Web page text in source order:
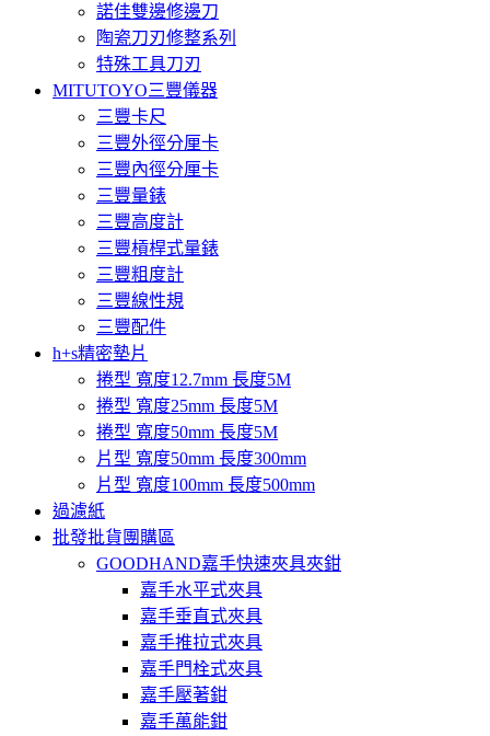
諾佳雙邊修邊刀
陶瓷刀刃修整系列
特殊工具刀刃
MITUTOYO三豐儀器
三豐卡尺
三豐外徑分厘卡
三豐內徑分厘卡
三豐量錶
三豐高度計
三豐槓桿式量錶
三豐粗度計
三豐線性規
三豐配件
h+s精密墊片
捲型 寬度12.7mm 長度5M
捲型 寬度25mm 長度5M
捲型 寬度50mm 長度5M
片型 寬度50mm 長度300mm
片型 寬度100mm 長度500mm
過濾紙
批發批貨團購區
GOODHAND嘉手快速夾具夾鉗
嘉手水平式夾具
嘉手垂直式夾具
嘉手推拉式夾具
嘉手門栓式夾具
嘉手壓著鉗
嘉手萬能鉗